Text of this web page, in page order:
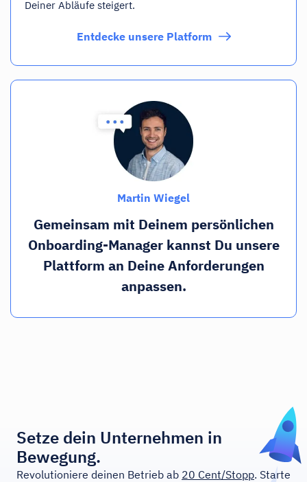
Deiner Abläufe steigert.
Entdecke unsere Platform
Martin Wiegel
Gemeinsam mit Deinem persönlichen
Onboarding-Manager kannst Du unsere
Plattform an Deine Anforderungen
anpassen.
Setze dein Unternehmen in
Bewegung.
Revolutioniere deinen Betrieb ab 20 Cent/Stopp. Starte